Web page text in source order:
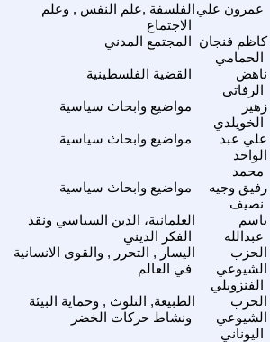
الفلسفة ,علم النفس , وعلم
الاجتماع
عمرون علي
المجتمع المدني كاظم فنجان
الحمامي
القضية الفلسطينية
ناهض
الرفاتى
مواضيع وابحاث سياسية
زهير
الخويلدي
مواضيع وابحاث سياسية
علي عبد
الواحد
محمد
مواضيع وابحاث سياسية
رفيق وجيه
نصيف
العلمانية، الدين السياسي ونقد
الفكر الديني
باسم
عبدالله
اليسار , التحرر , والقوى الانسانية
في العالم
الحزب
الشيوعي
الفنزويلي
الطبيعة, التلوث , وحماية البيئة
ونشاط حركات الخضر
الحزب
الشيوعي
اليوناني